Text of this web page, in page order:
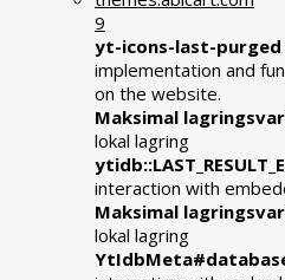
9
yt-icons-last-purged
implementation and
on the website.
Maksimal
lokal lagring
interaction with
Maksimal
lokal lagring